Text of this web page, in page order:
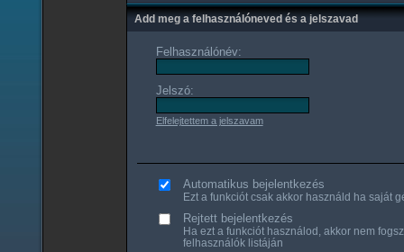
Add meg a felhasználóneved és a jelszavad
Felhasználónév:
Jelszó:
Elfelejtettem a jelszavam
Automatikus bejelentkezés
Ezt a funkciót csak akkor használd ha saját
Rejtett bejelentkezés
Ha ezt a funkciót használod, akkor nem
felhasználók listáján